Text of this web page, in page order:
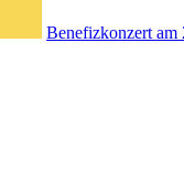
Benefizkonzert am